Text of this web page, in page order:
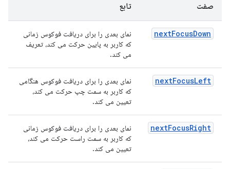
صفت تابع
nextFocusDown
نمای بعدی را برای دریافت فوکوس زمانی
که کاربر به پایین حرکت می کند، تعریف
می کند.
nextFocusLeft
نمای بعدی را برای دریافت فوکوس هنگامی
که کاربر به سمت چپ حرکت می کند،
تعیین می کند.
nextFocusRight
نمای بعدی را برای دریافت فوکوس زمانی
که کاربر به سمت راست حرکت می کند،
تعیین می کند.